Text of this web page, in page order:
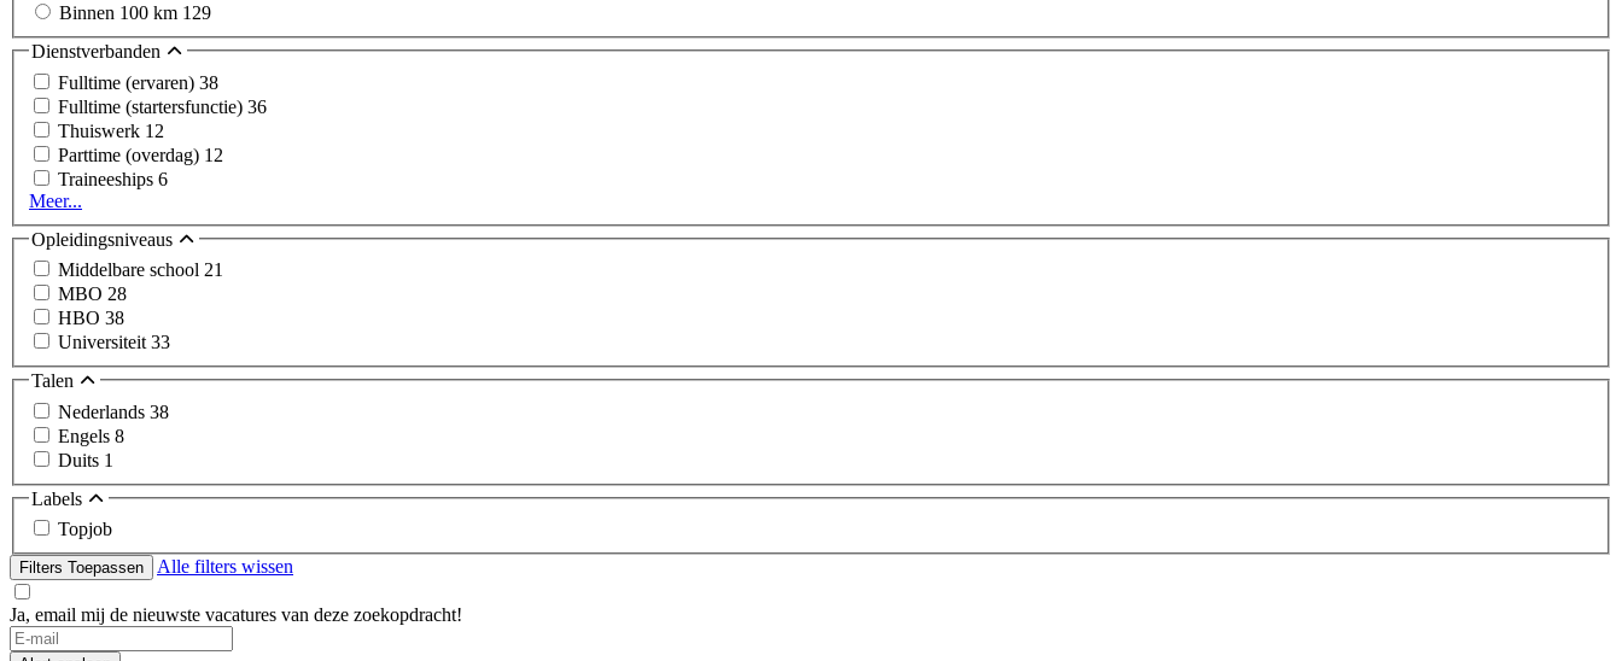
Binnen 100 km 129
Dienstverbanden
Fulltime (ervaren) 38
Fulltime (startersfunctie) 36
Thuiswerk 12
Parttime (overdag) 12
Traineeships 6
Meer...
Opleidingsniveaus
Middelbare school 21
MBO 28
HBO 38
Universiteit 33
Talen
Nederlands 38
Engels 8
Duits 1
Labels
Topjob
Filters Toepassen Alle filters wissen
Ja, email mij de nieuwste vacatures van deze zoekopdracht!